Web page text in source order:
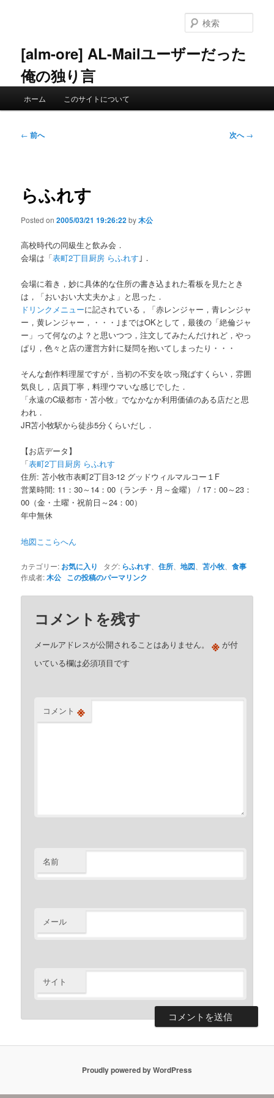
ン
へ
[alm-ore] AL-Mailユーザーだった
俺の独り言
索
ホーム このサイトについて
投
ー
ョ
← 前へ 次へ→
らふれす
Posted on2005/03/21 19:26:22by木公
高校時代の同級生と飲み会．
会場は「表町2丁目厨房 らふれす ｣．
会場に着き，妙に具体的な住所の書き込まれた看板を見たとき
は，「おいおい大丈夫かよ」と思った．
ドリンクメニューに記されている，「赤レンジャー，青レンジャ
ー，黄レンジャー，・・・｣まではOKとして，最後の「絶倫ジャ
ー」って何なのよ？と思いつつ，注文してみたんだけれど，やっ
ぱり，色々と店の運営方針に疑問を抱いてしまったり・・・
そんな創作料理屋ですが，当初の不安を吹っ飛ばすくらい，雰囲
気良し，店員丁寧，料理ウマいな感じでした．
「永遠のC級都市・苫小牧」でなかなか利用価値のある店だと思
われ．
JR苫小牧駅から徒歩5分くらいだし．
【お店データ】
「表町2丁目厨房 らふれす
住所: 苫小牧市表町2丁目3-12 グッドウィルマルコー１F
営業時間: 11：30～14：00（ランチ・月～金曜） / 17：00～23：
00（金・土曜・祝前日～24：00）
年中無休
地図ここらへん
カテゴリー: お気に入り タグ: らふれす 、住所 、地図 、苫小牧 、食事
作成者:木公 この投稿のパーマリンク
コメントを残す
メールアドレスが公開されることはありません。 ※ が付
いている欄は必須項目です
コメント ※
名前
メール
サイト
Proudly powered by WordPress